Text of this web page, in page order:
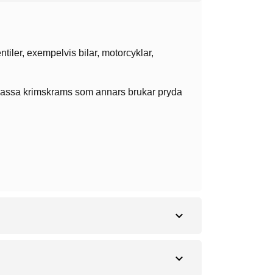
exempelvis bilar, motorcyklar,
krimskrams som annars brukar pryda
expand_more
expand_more